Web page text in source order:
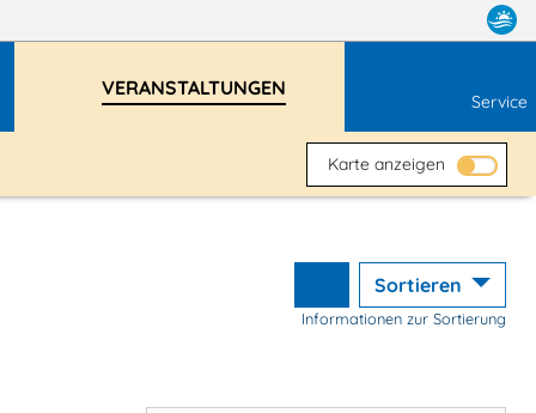
VERANSTALTUNGEN
Service
Karte anzeigen
Sortieren
Informationen zur Sortierung